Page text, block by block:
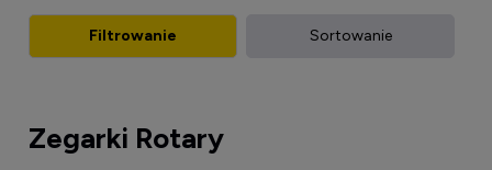
Filtrowanie Sortowanie
Zegarki Rotary